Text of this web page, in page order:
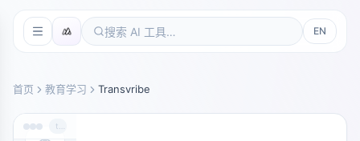
EN
首页 教育学习 Transvribe